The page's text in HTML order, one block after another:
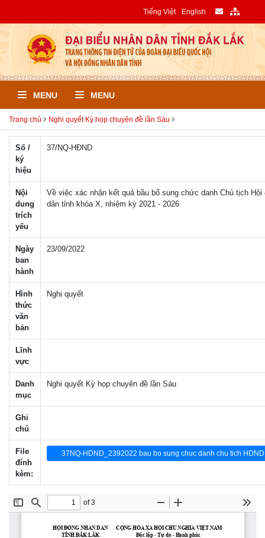
Tiếng Việt English
MENU MENU
Trang chủ Nghi quyết Kỳ họp chuyên đề lần Sáu
Số /
ký
hiệu
37/NQ-HÐND
Nội
dung
trích
yếu
Về việc xác nhận kết quả bầu bổ sung chức danh Chủ tịch Hội
dân tỉnh khóa X, nhiệm kỳ 2021 - 2026
Ngày
ban
hành
23/09/2022
Hình
thức
văn
bản
Nghị quyết
Lĩnh
vực
Danh
mục
Nghi quyết Kỳ họp chuyên đề lần Sáu
Ghi
chú
File
đính
kèm:
37NQ-HDND_2392022 bau bo sung chuc danh chu tich